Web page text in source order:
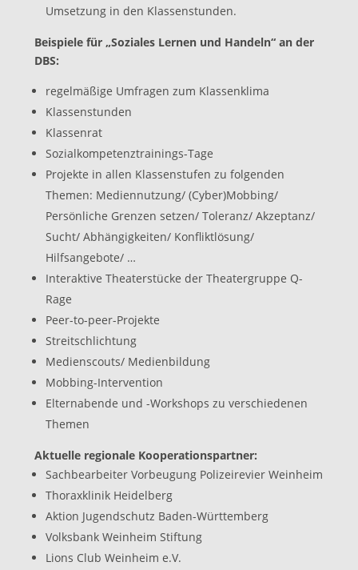
Umsetzung in den Klassenstunden.
Beispiele für „Soziales Lernen und Handeln“ an der
DBS:
regelmäßige Umfragen zum Klassenklima
Klassenstunden
Klassenrat
Sozialkompetenztrainings-Tage
Projekte in allen Klassenstufen zu folgenden
Themen: Mediennutzung/ (Cyber)Mobbing/
Persönliche Grenzen setzen/ Toleranz/ Akzeptanz/
Sucht/ Abhängigkeiten/ Konfliktlösung/
Hilfsangebote/ …
Interaktive Theaterstücke der Theatergruppe Q-
Rage
Peer-to-peer-Projekte
Streitschlichtung
Medienscouts/ Medienbildung
Mobbing-Intervention
Elternabende und -Workshops zu verschiedenen
Themen
Aktuelle regionale Kooperationspartner:
Sachbearbeiter Vorbeugung Polizeirevier Weinheim
Thoraxklinik Heidelberg
Aktion Jugendschutz Baden-Württemberg
Volksbank Weinheim Stiftung
Lions Club Weinheim e.V.